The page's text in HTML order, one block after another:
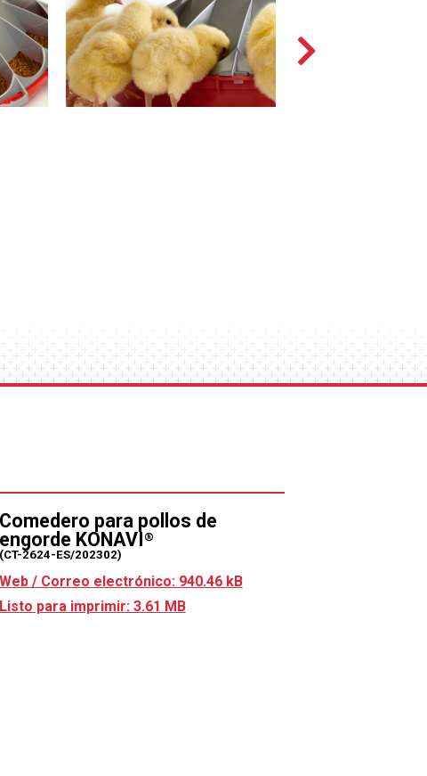
Comedero para pollos de
engorde KONAVI ®
(CT-2624-ES/202302)
Web / Correo electrónico: 940.46 kB
Listo para imprimir: 3.61 MB